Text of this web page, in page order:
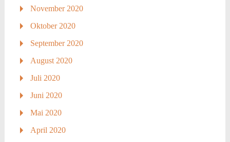
November 2020
Oktober 2020
September 2020
August 2020
Juli 2020
Juni 2020
Mai 2020
April 2020